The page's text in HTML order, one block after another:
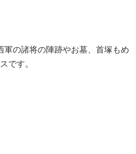
軍の諸将の陣跡やお墓、首塚もめ
です。